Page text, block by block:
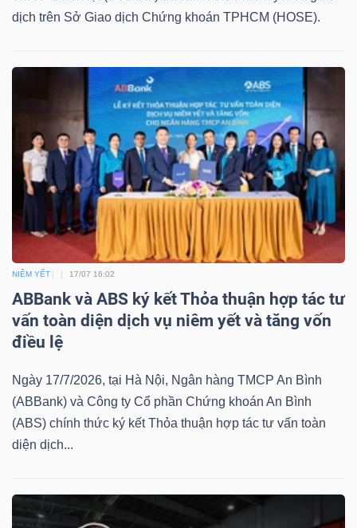
dịch trên Sở Giao dịch Chứng khoán TPHCM (HOSE).
NIÊM YẾT 17/07 16:02
ABBank và ABS ký kết Thỏa thuận hợp tác tư
vấn toàn diện dịch vụ niêm yết và tăng vốn
điều lệ
Ngày 17/7/2026, tại Hà Nội, Ngân hàng TMCP An Bình
(ABBank) và Công ty Cổ phần Chứng khoán An Bình
(ABS) chính thức ký kết Thỏa thuận hợp tác tư vấn toàn
diện dịch...
(-)
(-)
Bài
tác
giả
(-)
cáo
phân
tích
(-)
Thuật